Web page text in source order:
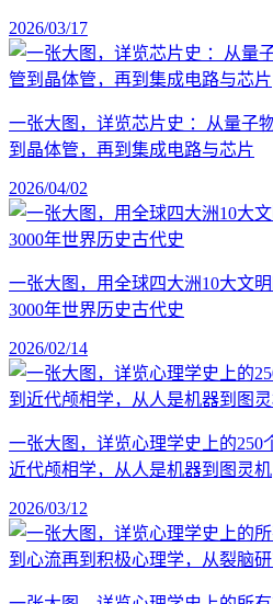
2026/03/17
一张大图，详览芯片史 ：从量子
到晶体管，再到集成电路与芯片
2026/04/02
一张大图，用全球四大洲10大文
3000年世界历史古代史
2026/02/14
一张大图，详览心理学史上的250
近代颅相学，从人是机器到图灵机
2026/03/12